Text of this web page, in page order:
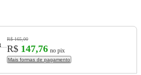
Prancha Retro R3 397X157X25 mm Origin Ecologic Brazil
R$ 165,00
R$ 147,76 no pix
Mais formas de pagamento